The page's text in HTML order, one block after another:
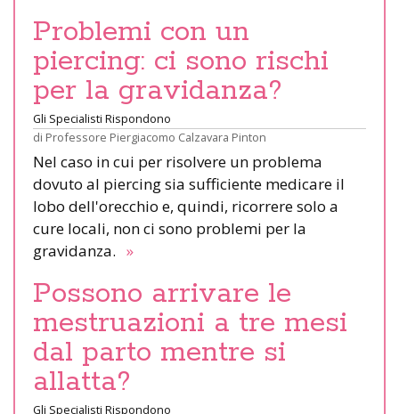
Problemi con un
piercing: ci sono rischi
per la gravidanza?
Gli Specialisti Rispondono
di Professore Piergiacomo Calzavara Pinton
Nel caso in cui per risolvere un problema
dovuto al piercing sia sufficiente medicare il
lobo dell'orecchio e, quindi, ricorrere solo a
cure locali, non ci sono problemi per la
gravidanza. »
Possono arrivare le
mestruazioni a tre mesi
dal parto mentre si
allatta?
Gli Specialisti Rispondono